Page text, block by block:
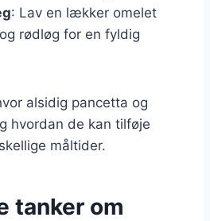
: Lav en lækker omelet
rødløg for en fyldig
alsidig pancetta og
hvordan de kan tilføje
måltider.
tanker om